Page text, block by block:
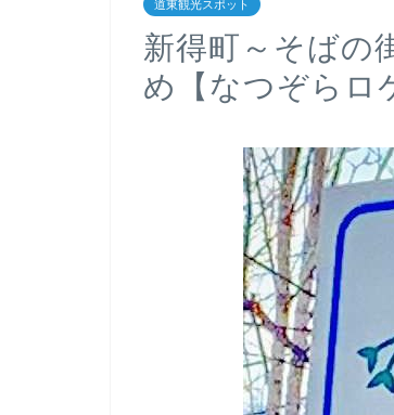
道東観光スポット
新得町～そばの
め【なつぞらロ